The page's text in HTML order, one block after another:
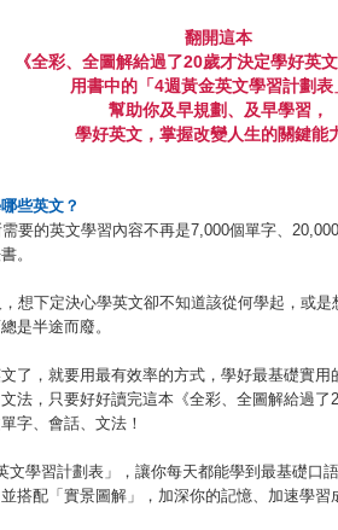
翻開這本
《全彩、全圖解給過了20歲才決定學好英
用書中的「4週黃金英文學習計劃表
幫助你及早規劃、及早學習，
學好英文，掌握改變人生的關鍵能
些英文？
要的英文學習內容不再是7,000個單字、
。
想下定決心學英文卻不知道該從何學起，或
是半途而廢。
了，就要用最有效率的方式，學好最基礎實
法，只要好好讀完這本《全彩、全圖解給過了
字、會話、文法！
文學習計劃表」，讓你每天都能學到最基礎口
搭配「實景圖解」，加深你的記憶、加速學習